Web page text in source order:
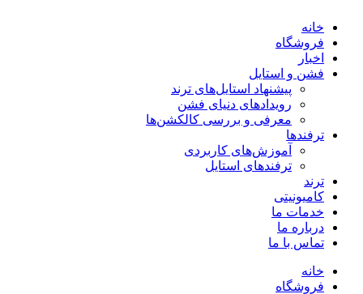
محتوا
خانه
فروشگاه
اخبار
فشن و استایل
پیشنهاد استایل‌های ترند
رویدادهای دنیای فشن
معرفی و بررسی کالکشن‌ها
ترفندها
آموزش‌های کاربردی
ترفندهای استایل
ترند
کامیونیتی
خدمات ما
درباره ما
تماس با ما
خانه
فروشگاه